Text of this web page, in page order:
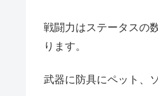
戦闘力はステータスの
ります。
武器に防具にペット、